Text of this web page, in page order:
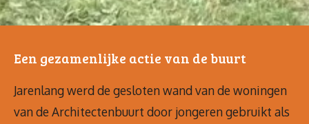
Een gezamenlijke actie van de buurt
Jarenlang werd de gesloten wand van de woningen
van de Architectenbuurt door jongeren gebruikt als